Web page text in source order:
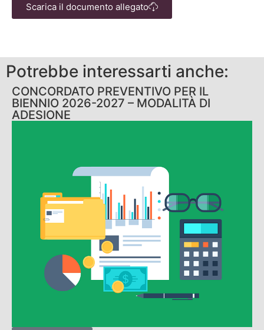
Scarica il documento allegato
Potrebbe interessarti anche:
CONCORDATO PREVENTIVO PER IL
BIENNIO 2026-2027 – MODALITÀ DI
ADESIONE